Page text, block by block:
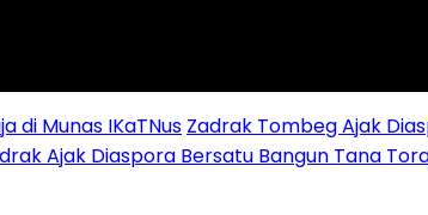
di Munas IKaTNus Zadrak Tombeg Ajak
Ajak Diaspora Bersatu Bangun Tana